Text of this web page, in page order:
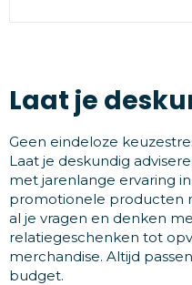
Laat je
Geen eindeloze
Laat je deskundig
met jarenlange ervaring
promotionele producten
al je vragen en denken
relatiegeschenken tot
merchandise. Altijd
budget.